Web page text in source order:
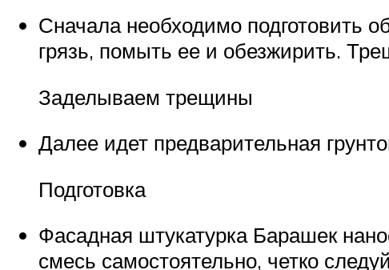
Сначала необходимо подготовить
грязь, помыть ее и обезжирить.
Заделываем трещины
Далее идет предварительная
Подготовка
Фасадная штукатурка Барашек
смесь самостоятельно, четко